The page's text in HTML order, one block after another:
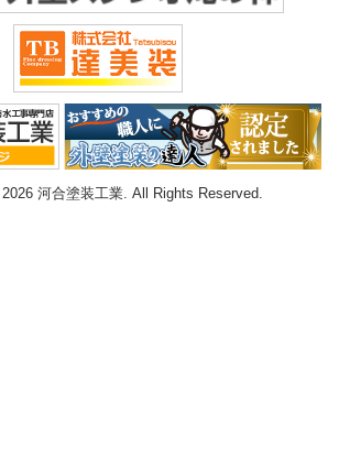
河合塗装工業. All Rights Reserved.